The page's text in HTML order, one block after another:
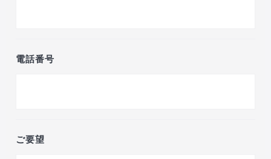
電話番号
ご要望